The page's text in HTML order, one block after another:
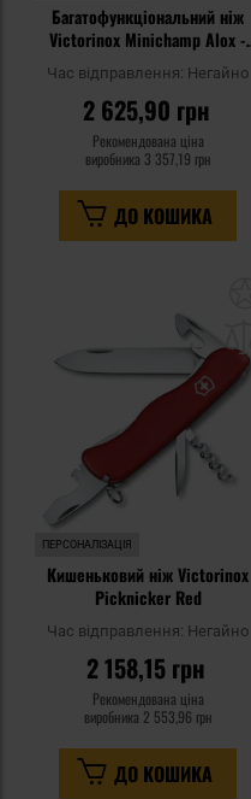
Багатофункціональний ніж
Victorinox Minichamp Alox -
Час відправлення: Негайно
2 625,90 грн
Рекомендована ціна
виробника 3 357,19 грн
ДО КОШИКА
ПЕРСОНАЛІЗАЦІЯ
Кишеньковий ніж Victorinox
Picknicker Red
Час відправлення: Негайно
2 158,15 грн
Рекомендована ціна
виробника 2 553,96 грн
ДО КОШИКА